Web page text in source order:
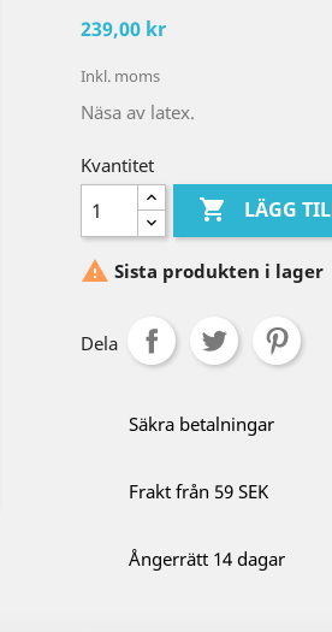
239,00 kr
Inkl. moms
Näsa av latex.
Kvantitet
 LÄGG
 Sista produkten i lager
Dela
Säkra betalningar
Frakt från 59 SEK
Ångerrätt 14 dagar